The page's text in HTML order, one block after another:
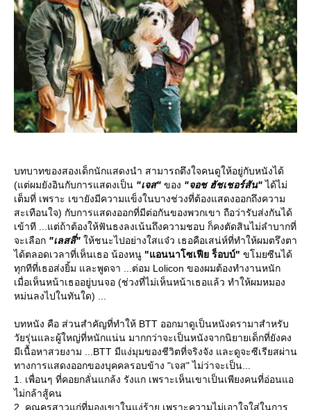
บทบาทของสองเด็กนักแสดงนำ สามารถตึงใจคนดูให้อยู่กับหนังได้
(แต่ผมยังอินกับการแสดงเป็น "เจส" ของ "จอช ฮัชเชอร์สัน"ได้ไม่
เต็มที่ เพราะ เขายังมีความแข็งในบางช่วงที่ต้องแสดงออกถึงความ
สะเทือนใจ) กับการแสดงออกที่มีต่อกันของพวกเขา ถือว่ารับส่งกันได้
เข้าที ...แต่ถ้าต้องให้ฟันธงลงเน้นถึงความชอบ ก็คงตัดสินไม่ลำบากที่
จะเลือก "เลสลี่" ห้ชนะไปอย่างใสแจ๋ว เธอคือเสน่ห์ที่ทำให้ผมตรึงตา
ได้ตลอดเวลาที่เห็นเธอ น้องหนู "แอนนาโซเฟีย ร็อบบ์" ขโมยซีนได้
ทุกทีที่เธอส่งยิ้ม และพูดจา ...ต่อม Lolicon ของผมต้องทำงานหนัก
เมื่อเห็นหน้าเธออยู่บนจอ (ช่วงที่ไม่เห็นหน้าเธอแล้ว ทำให้ผมหมอง
หม่นลงไปในทันใด) ...
บทหนัง คือ ส่วนสำคัญที่ทำให้ BTT ออกมาดูเป็นหนังดรามาสำหรับ
วัยรุ่นและผู้ใหญ่ที่หนักแน่น มากกว่าจะเป็นหนังจากนิยายเด็กที่ยังคง
มีเนื้อหาสวยงาม ...BTT มีแง่มุมของชีวิตที่จริงจัง และดูจะซีเรียสผ่าน
ทางการแสดงออกของบุคคลรอบข้าง "เจส" ไม่ว่าจะเป็น...
1. เพื่อนๆ ที่คอยกลั่นแกล้ง รังแก เพราะเห็นเขาเป็นเพียงคนที่อ่อนแอ
ไม่กล้าสู้คน
2. คุณครูสาวแก่ที่มองเขาในแง่ร้าย เพราะความไม่เอาใจใส่ในการ